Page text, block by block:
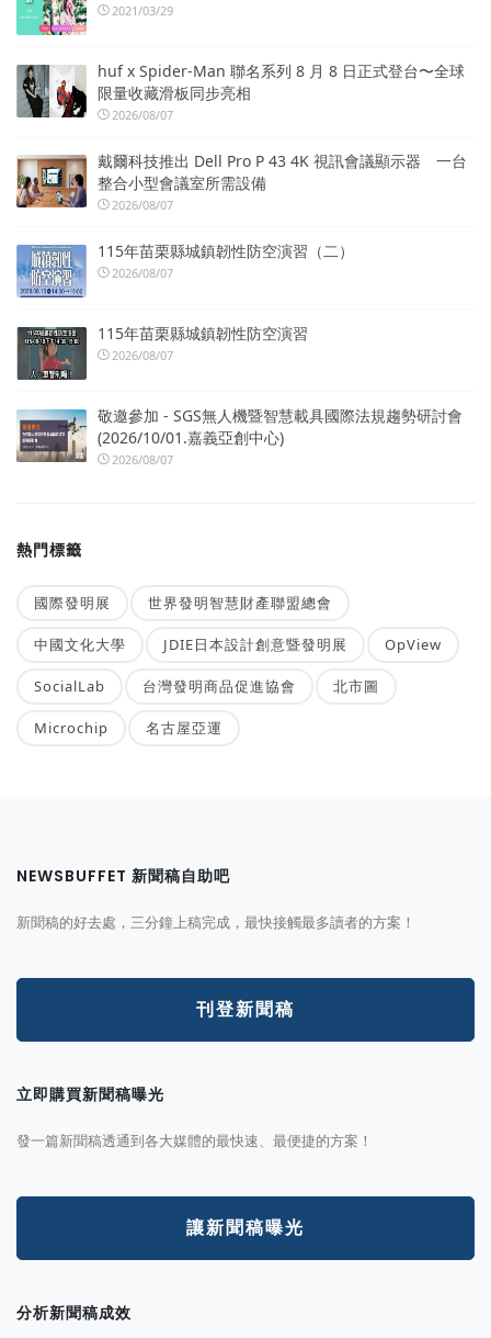
2021/03/29
huf x Spider-Man 聯名系列 8 月 8 日正式登台〜全球
限量收藏滑板同步亮相
2026/08/07
戴爾科技推出 Dell Pro P 43 4K 視訊會議顯示器 一台
整合小型會議室所需設備
2026/08/07
115年苗栗縣城鎮韌性防空演習（二）
2026/08/07
115年苗栗縣城鎮韌性防空演習
2026/08/07
敬邀參加 - SGS無人機暨智慧載具國際法規趨勢研討會
(2026/10/01.嘉義亞創中心)
2026/08/07
熱門標籤
國際發明展 世界發明智慧財產聯盟總會
中國文化大學 JDIE日本設計創意暨發明展 OpView
SocialLab 台灣發明商品促進協會 北市圖
Microchip 名古屋亞運
NEWSBUFFET 新聞稿自助吧
新聞稿的好去處，三分鐘上稿完成，最快接觸最多讀者的方案！
刊登新聞稿
立即購買新聞稿曝光
發一篇新聞稿透通到各大媒體的最快速、最便捷的方案！
讓新聞稿曝光
分析新聞稿成效